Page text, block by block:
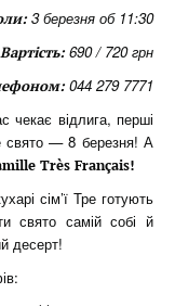
3 березня об 11:30
Вартість: 690 / 720 грн
044 279 7771
чекає відлига, перші
свято — 8 березня! А
Très Français!
сім’ї Тре готують
свято самій собі й
десерт!